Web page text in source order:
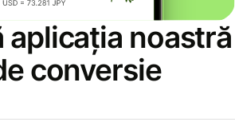
aplicația noastră
conversie